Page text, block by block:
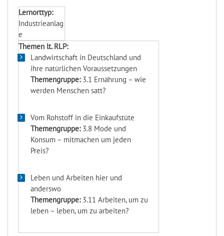
Lernorttyp:
Industrieanlag
e
Themen lt. RLP:
Landwirtschaft in Deutschland und
ihre natürlichen Voraussetzungen
Themengruppe: 3.1 Ernährung – wie
werden Menschen satt?
Vom Rohstoff in die Einkaufstüte
Themengruppe: 3.8 Mode und
Konsum – mitmachen um jeden
Preis?
Leben und Arbeiten hier und
anderswo
Themengruppe: 3.11 Arbeiten, um zu
leben – leben, um zu arbeiten?